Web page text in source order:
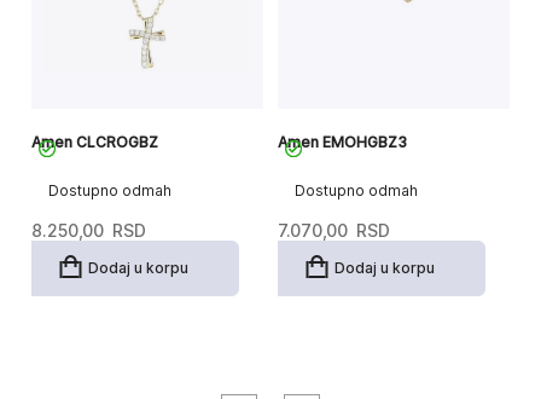
Dostupno odmah
Amen CLCROGBZ
8.250,00 RSD
Dodaj u korpu
Dostupno odmah
Amen EMOHGBZ3
7.070,00 RSD
Dodaj u korpu